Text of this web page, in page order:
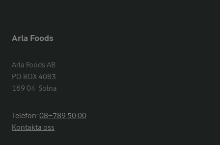
Arla Foods
Arla Foods AB
PO BOX 4083
169 04  Solna
Telefon:08−789 50 00
Kontakta oss